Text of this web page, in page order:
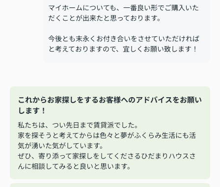
マイホームについても、一番良い形でご購入いた
だくことが出来たと思っております。
今後とも末永くお付き合いをさせていただければ
と考えておりますので、宜しくお願い致します！
これからお家探しをするお客様へのアドバイスをお願い
します！
私たちは、つい先日まで賃貸派でした。
家を探そうと考えてからは色々と夢がふくらみ生活にも活
気が湧いた気がしています。
ぜひ、寄り添って家探しをしてくださるひだまりハウスさ
んに相談してみると良いと思います。